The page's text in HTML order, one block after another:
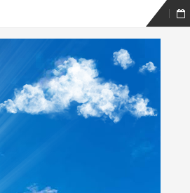
Skip